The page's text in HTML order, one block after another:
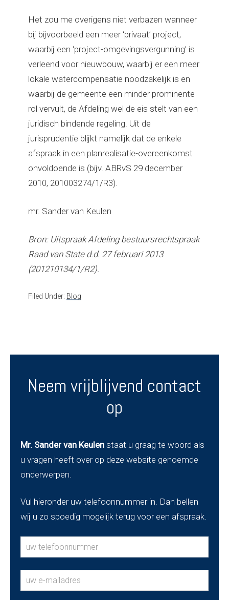
Het zou me overigens niet verbazen wanneer
bij bijvoorbeeld een meer ‘privaat’ project,
waarbij een ‘project-omgevingsvergunning’ is
verleend voor nieuwbouw, waarbij er een meer
lokale watercompensatie noodzakelijk is en
waarbij de gemeente een minder prominente
rol vervult, de Afdeling wel de eis stelt van een
juridisch bindende regeling. Uit de
jurisprudentie blijkt namelijk dat de enkele
afspraak in een planrealisatie-overeenkomst
onvoldoende is (bijv. ABRvS 29 december
2010, 201003274/1/R3).
mr. Sander van Keulen
Bron: Uitspraak Afdeling bestuursrechtspraak
Raad van State d.d. 27 februari 2013
(201210134/1/R2).
Filed Under: Blog
Neem vrijblijvend contact
op
Mr. Sander van Keulen staat u graag te woord als
u vragen heeft over op deze website genoemde
onderwerpen.
Vul hieronder uw telefoonnummer in. Dan bellen
wij u zo spoedig mogelijk terug voor een afspraak.